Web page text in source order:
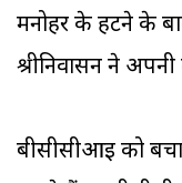
मनोहर के हटने के
श्रीनिवासन ने
बीसीसीआइ को